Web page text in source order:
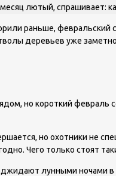
лютый, спрашивает:
раньше,
деревьев уже
но короткий февраль
но охотники не
Чего только стоят
лунными ночами